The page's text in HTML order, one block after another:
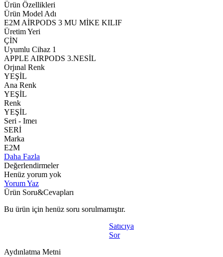
Ürün Özellikleri
Ürün Model Adı
E2M AİRPODS 3 MU MİKE KILIF
Üretim Yeri
ÇİN
Uyumlu Cihaz 1
APPLE AIRPODS 3.NESİL
Orjınal Renk
YEŞİL
Ana Renk
YEŞİL
Renk
YEŞİL
Seri - Imeı
SERİ
Marka
E2M
Daha Fazla
Değerlendirmeler
Henüz yorum yok
Yorum Yaz
Ürün Soru&Cevapları
Bu ürün için henüz soru sorulmamıştır.
Satıcıya
Sor
Aydınlatma Metni